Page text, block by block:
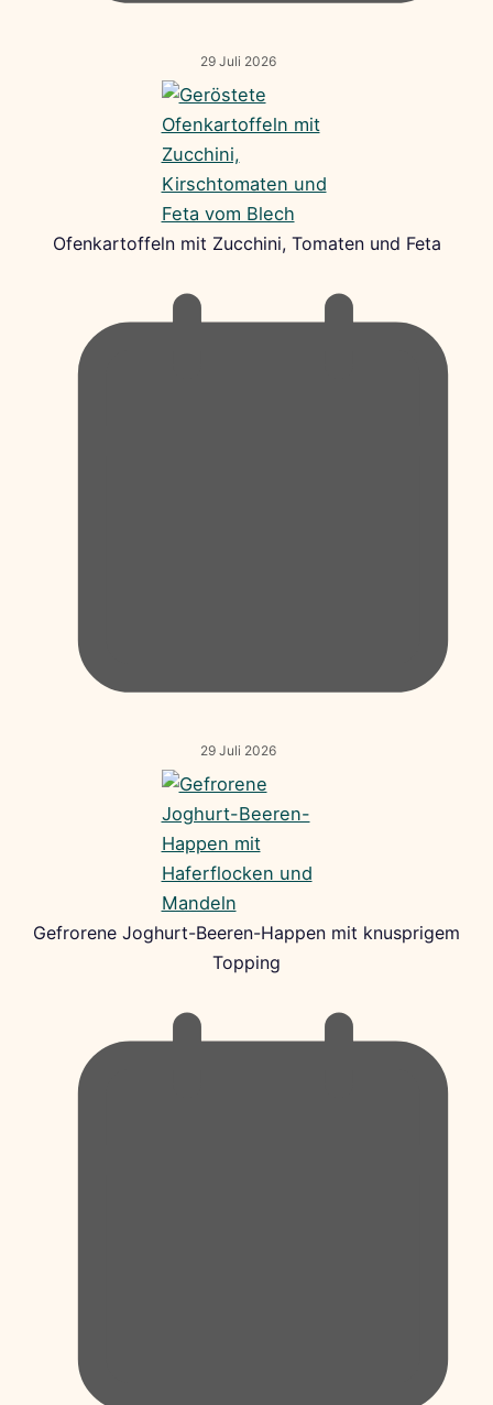
29 Juli 2026
Ofenkartoffeln mit Zucchini, Tomaten und Feta
29 Juli 2026
Gefrorene Joghurt-Beeren-Happen mit knusprigem
Topping